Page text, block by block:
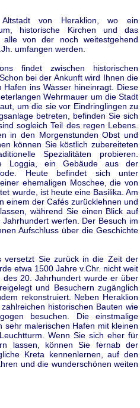
von Heraklion, wo ein
historische Kirchen und das
von der noch weitestgehend
umfangen werden.
findet zwischen historischen
bei der Ankunft wird Ihnen die
ins Wasser hineinragt. Diese
Wehrmauer um die Stadt
um die sie vor Eindringlingen zu
betreten, befinden Sie sich
sogleich Teil des regen Lebens.
in den Morgenstunden Obst und
können Sie köstlich zubereiteten
Spezialitäten probieren.
Loggia, ein Gebäude aus der
Heute befindet sich unter
ehemaligen Moschee, die von
wurde, ist heute eine Basilika. Am
einem der Cafés zurücklehnen und
während Sie einen Blick auf
werfen. Der Besuch im
Aufschluss über die Geschichte
versetzt Sie zurück in die Zeit der
etwa 1500 Jahre v.Chr. nicht weit
20. Jahrhundert wurde er über
und Besuchern zugänglich
rekonstruiert. Neben Heraklion
historischen Bauten wie
besuchen. Die einstmalige
sehr malerischen Hafen mit kleinen
Wenn Sie sich eher für
lassen, können Sie fernab der
Kreta kennenlernen, auf den
und die wunderschönen weiten